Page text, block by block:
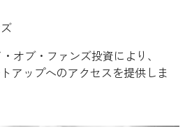
オブ・ファンズ投資により、
アップへのアクセスを提供しま